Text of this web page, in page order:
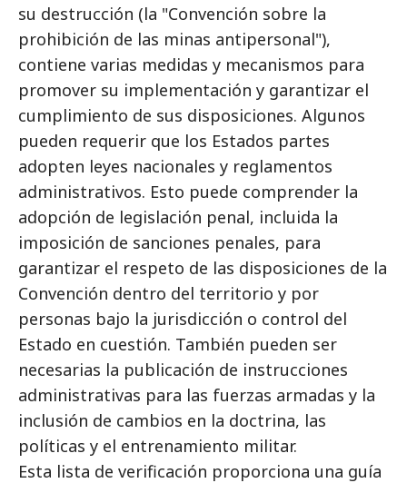
su destrucción (la "Convención sobre la
prohibición de las minas antipersonal"),
contiene varias medidas y mecanismos para
promover su implementación y garantizar el
cumplimiento de sus disposiciones. Algunos
pueden requerir que los Estados partes
adopten leyes nacionales y reglamentos
administrativos. Esto puede comprender la
adopción de legislación penal, incluida la
imposición de sanciones penales, para
garantizar el respeto de las disposiciones de la
Convención dentro del territorio y por
personas bajo la jurisdicción o control del
Estado en cuestión. También pueden ser
necesarias la publicación de instrucciones
administrativas para las fuerzas armadas y la
inclusión de cambios en la doctrina, las
políticas y el entrenamiento militar.
Esta lista de verificación proporciona una guía